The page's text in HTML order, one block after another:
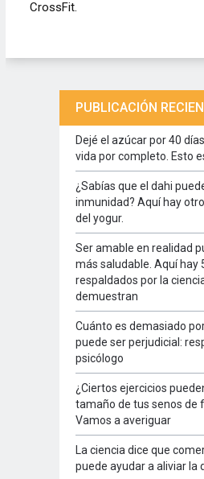
CrossFit.
PUBLICACIÓN
Dejé el azúcar por 40
vida por completo. Esto
¿Sabías que el dahi
inmunidad? Aquí hay
del yogur.
Ser amable en realidad
más saludable. Aquí hay
respaldados por la
demuestran
Cuánto es demasiado
puede ser perjudicial:
psicólogo
¿Ciertos ejercicios
tamaño de tus senos de
Vamos a averiguar
La ciencia dice que
puede ayudar a aliviar la